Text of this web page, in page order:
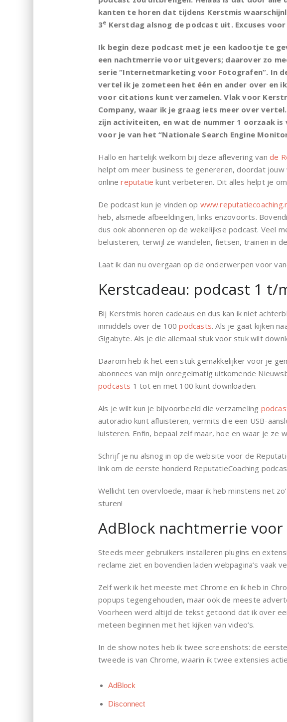
kanten te horen dat tijdens Kerstmis
3e Kerstdag alsnog de podcast uit. Excuses
Ik begin deze podcast met je een kadootje te
een nachtmerrie voor uitgevers; daarover zo
serie “Internetmarketing voor Fotografen”. In
vertel ik je zometeen het één en ander over en
voor citations kunt verzamelen. Vlak voor
Company, waar ik je graag iets meer over
zijn activiteiten, en wat de nummer 1 oorzaak
voor je van het “Nationale Search Engine
Hallo en hartelijk welkom bij deze aflevering vande
helpt om meer business te genereren, doordat
onlinereputatie kunt verbeteren. Dit alles helpt je
De podcast kun je vinden op
heb, alsmede afbeeldingen, links enzovoorts.
dus ook abonneren op de wekelijkse podcast. Veel
beluisteren, terwijl ze wandelen, fietsen, trainen in
Laat ik dan nu overgaan op de onderwerpen voor
Kerstcadeau: podcast 1 t/
Bij Kerstmis horen cadeaus en dus kan ik niet
inmiddels over de 100podcasts. Als je gaat kijken
Gigabyte. Als je die allemaal stuk voor stuk wilt
Daarom heb ik het een stuk gemakkelijker voor je
abonnees van mijn onregelmatig uitkomende
podcasts 1 tot en met 100 kunt downloaden.
Als je wilt kun je bijvoorbeeld die verzameling
autoradio kunt afluisteren, vermits die een USB-
luisteren. Enfin, bepaal zelf maar, hoe en waar je ze
Schrijf je nu alsnog in op de website voor de
link om de eerste honderd ReputatieCoaching
Wellicht ten overvloede, maar ik heb minstens net
sturen!
AdBlock nachtmerrie
Steeds meer gebruikers installeren plugins en
reclame ziet en bovendien laden webpagina’s vaak
Zelf werk ik het meeste met Chrome en ik heb in
popups tegengehouden, maar ook de meeste
Voorheen werd altijd de tekst getoond dat ik over
meteen beginnen met het kijken van video’s.
In de show notes heb ik twee screenshots: de
tweede is van Chrome, waarin ik twee extensies
AdBlock
Disconnect